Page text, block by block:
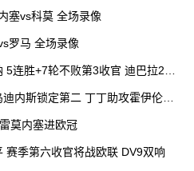
塞vs科莫 全场录像
罗马 全场录像
连胜+7轮不败第3收官 迪巴拉2助
内斯锁定第二 丁丁助攻霍伊伦制
莫内塞进欧冠
赛季第六收官将战欧联 DV9双响